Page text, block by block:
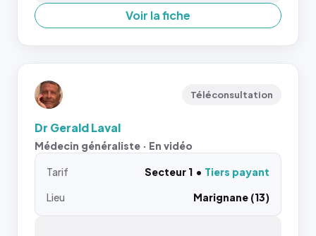
Voir la fiche
Téléconsultation
Dr Gerald Laval
Médecin généraliste · En vidéo
Tarif Secteur 1
Tiers payant
Lieu
Marignane (13)